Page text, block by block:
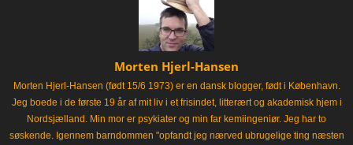
Morten Hjerl-Hansen
Morten Hjerl-Hansen (født 15/6 1973) er en dansk blogger, født i København.
Jeg boede i de første 19 år af mit liv i et frisindet, litterært og akademisk hjem i
Nordsjælland. Min mor er psykiater og min far kemiingeniør. Jeg har to
søskende. Igennem barndommen "opfandt jeg nærved ubrugelige ting næsten